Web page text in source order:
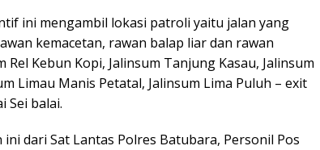
ini mengambil lokasi patroli yaitu jalan yang
kemacetan, rawan balap liar dan rawan
Kebun Kopi, Jalinsum Tanjung Kasau, Jalinsum
Limau Manis Petatal, Jalinsum Lima Puluh – exit
Sei balai.
dari Sat Lantas Polres Batubara, Personil Pos